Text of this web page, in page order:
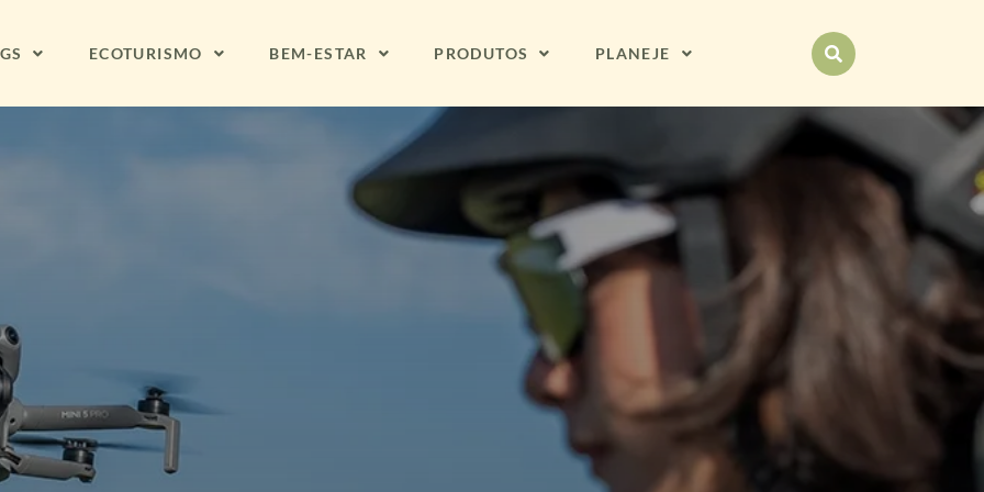
ECOTURISMO BEM-ESTAR PRODUTOS PLANEJE